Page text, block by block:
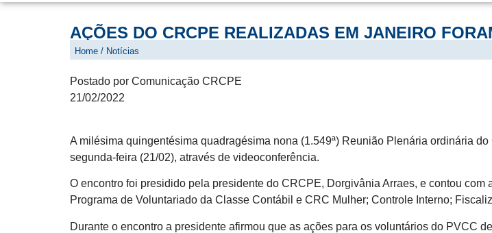
AÇÕES DO CRCPE REALIZADAS EM JANEIRO
PLENÁRIA NESTA SEGUNDA-FEIRA -21/02
Home / Notícias
Postado por Comunicação CRCPE
21/02/2022
A milésima quingentésima quadragésima nona (1.549ª) Reunião Plenária ordinária
segunda-feira (21/02), através de videoconferência.
O encontro foi presidido pela presidente do CRCPE, Dorgivânia Arraes, e contou
Programa de Voluntariado da Classe Contábil e CRC Mulher; Controle Interno;
Durante o encontro a presidente afirmou que as ações para os voluntários do PVCC